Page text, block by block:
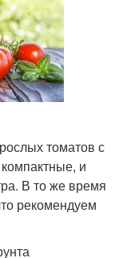
томатов с
и
В то же время
рекомендуем